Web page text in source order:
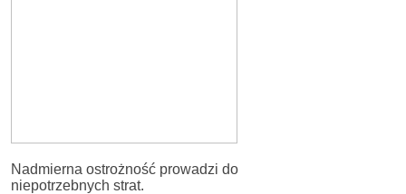
Nadmierna ostrożność prowadzi do
niepotrzebnych strat.